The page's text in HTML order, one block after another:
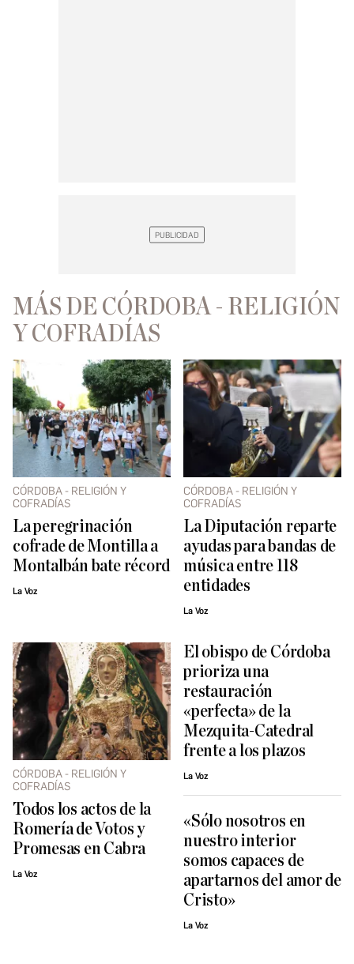
MÁS DE CÓRDOBA - RELIGIÓN
Y COFRADÍAS
CÓRDOBA - RELIGIÓN Y
COFRADÍAS
La peregrinación
cofrade de Montilla a
Montalbán bate récord
La Voz
CÓRDOBA - RELIGIÓN Y
COFRADÍAS
La Diputación reparte
ayudas para bandas de
música entre 118
entidades
La Voz
CÓRDOBA - RELIGIÓN Y
COFRADÍAS
Todos los actos de la
Romería de Votos y
Promesas en Cabra
La Voz
El obispo de Córdoba
prioriza una
restauración
«perfecta» de la
Mezquita-Catedral
frente a los plazos
La Voz
«Sólo nosotros en
nuestro interior
somos capaces de
apartarnos del amor de
Cristo»
La Voz